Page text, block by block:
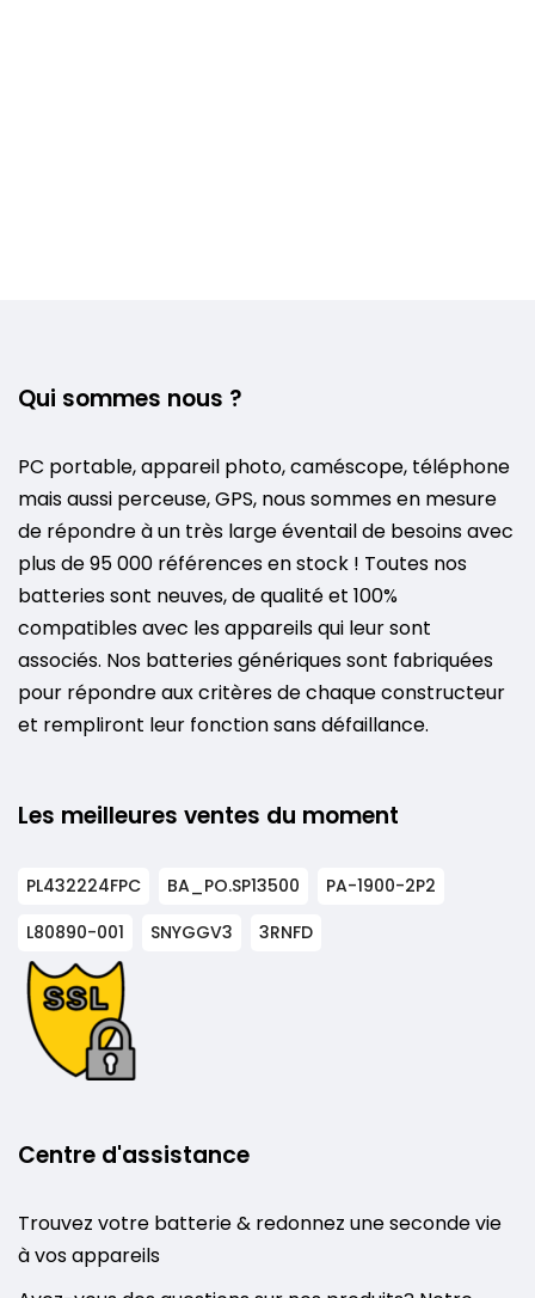
Qui sommes nous ?
PC portable, appareil photo, caméscope, téléphone
mais aussi perceuse, GPS, nous sommes en mesure
de répondre à un très large éventail de besoins avec
plus de 95 000 références en stock ! Toutes nos
batteries sont neuves, de qualité et 100%
compatibles avec les appareils qui leur sont
associés. Nos batteries génériques sont fabriquées
pour répondre aux critères de chaque constructeur
et rempliront leur fonction sans défaillance.
Les meilleures ventes du moment
PL432224FPC BA_PO.SP13500
PA-1900-2P2
L80890-001
SNYGGV3 3RNFD
Centre d'assistance
Trouvez votre batterie & redonnez une seconde vie
à vos appareils